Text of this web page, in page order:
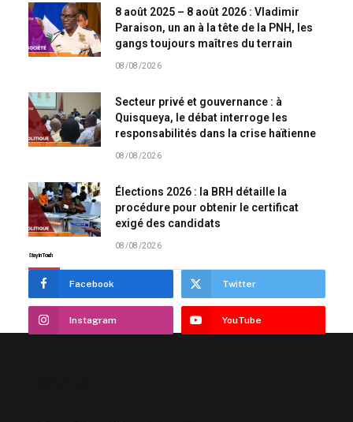
8 août 2025 – 8 août 2026 : Vladimir
Paraison, un an à la tête de la PNH, les
gangs toujours maîtres du terrain
08/08/2026
Secteur privé et gouvernance : à
Quisqueya, le débat interroge les
responsabilités dans la crise haïtienne
08/08/2026
Élections 2026 : la BRH détaille la
procédure pour obtenir le certificat
exigé des candidats
08/08/2026
Stay In Touch
Facebook Twitter
Instagram YouTube